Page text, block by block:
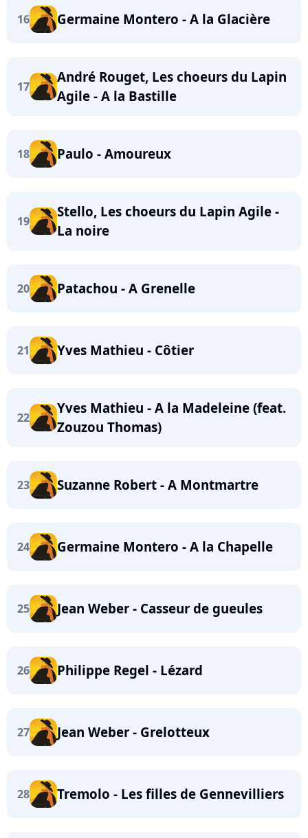
16 Germaine Montero - A la Glacière
17
André Rouget, Les choeurs du Lapin
Agile - A la Bastille
18 Paulo - Amoureux
19
Stello, Les choeurs du Lapin Agile -
La noire
20 Patachou - A Grenelle
21 Yves Mathieu - Côtier
22
Yves Mathieu - A la Madeleine (feat.
Zouzou Thomas)
23 Suzanne Robert - A Montmartre
24 Germaine Montero - A la Chapelle
25 Jean Weber - Casseur de gueules
26 Philippe Regel - Lézard
27 Jean Weber - Grelotteux
28 Tremolo - Les filles de Gennevilliers